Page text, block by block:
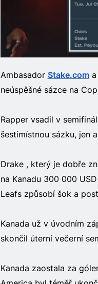
Ambasador Stake.coma
neúspěšné sázce na
Rapper vsadil v
šestimístnou sázku, jen
Drake , který je dobře
na Kanadu 300 000
Leafs způsobí šok a
Kanada už v úvodním
skončil úterní večerní
Kanada zaostala za